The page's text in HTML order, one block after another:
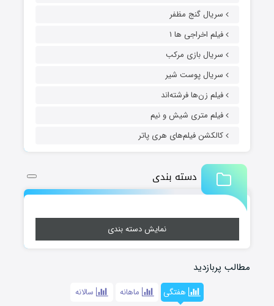
سریال گنج مظفر
فیلم اخراجی ها ۱
سریال بازی مرکب
سریال پوست شیر
فیلم زن‌ها فرشته‌اند
فیلم متری شیش و نیم
کالکشن فیلم‌های هری پاتر
دسته بندی
نمایش دسته بندی
مطالب پربازدید
هفتگی ماهانه سالانه